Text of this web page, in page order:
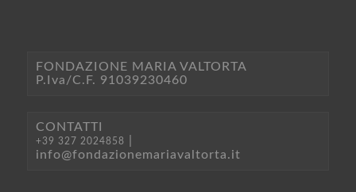
FONDAZIONE MARIA VALTORTA
P.Iva/C.F. 91039230460
CONTATTI
+39 327 2024858
info@fondazionemariavaltorta.it